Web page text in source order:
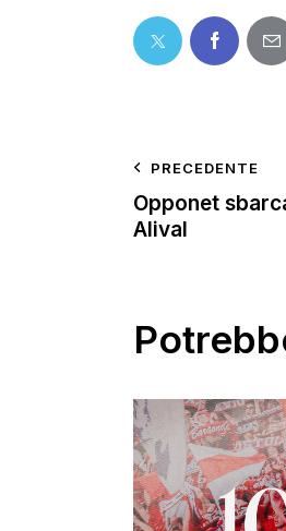
PRECEDENTE
Opponet
Alival